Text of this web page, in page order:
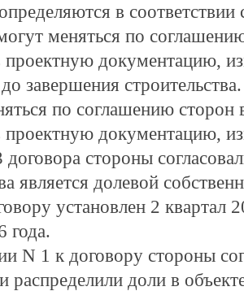
в
меняться по
документацию,
завершения
по соглашению сторон
документацию,
стороны
является долевой
установлен 2 квартал
года.
N 1 к договору стороны
распределили доли в